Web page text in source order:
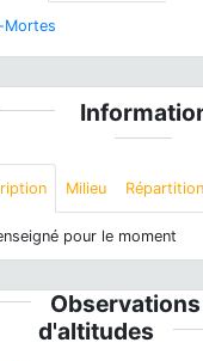
Mortes
Milieu Répartition
pour le moment
d'altitudes